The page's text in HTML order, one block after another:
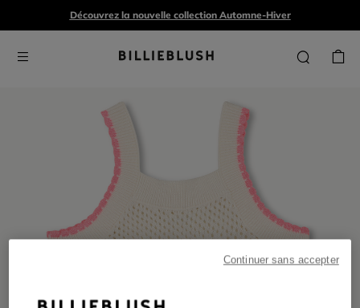
Découvrez la nouvelle collection Automne-Hiver
Continuer sans accepter